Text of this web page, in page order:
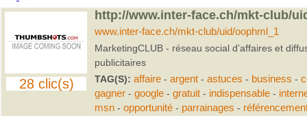
28 clic(s)
http://www.inter-face.ch/mkt-club/
www.inter-face.ch/mkt-club/uid/oophml_1
MarketingCLUB - réseau social d'affaires et
publicitaires
TAG(S): affaire- argent- astuces - business -
gagner- google- gratuit- indispensable-
msn - opportunité- parrainages -